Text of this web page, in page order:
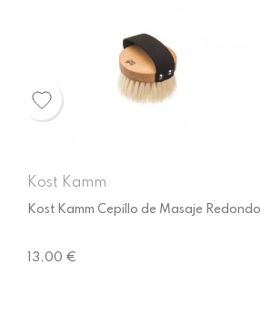
Kost Kamm
Kost Kamm Cepillo de Masaje Redondo
Precio
13,00 €